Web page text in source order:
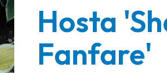
Hosta
Fanfare'